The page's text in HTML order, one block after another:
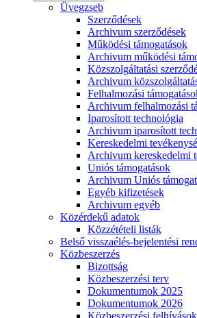
Üvegzseb
Szerződések
Archivum szerződések
Működési támogatások
Archivum működési
Közszolgáltatási
Archivum
Felhalmozási
Archivum felhalmozási
Iparosított technológia
Archivum iparosított
Kereskedelmi
Archivum kereskedelmi
Uniós támogatások
Archivum Uniós
Egyéb kifizetések
Archivum egyéb
Közérdekű adatok
Közzétételi listák
Belső visszaélés-bejelentési
Közbeszerzés
Bizottság
Közbeszerzési terv
Dokumentumok 2025
Dokumentumok 2026
Közbeszerzési felhívások